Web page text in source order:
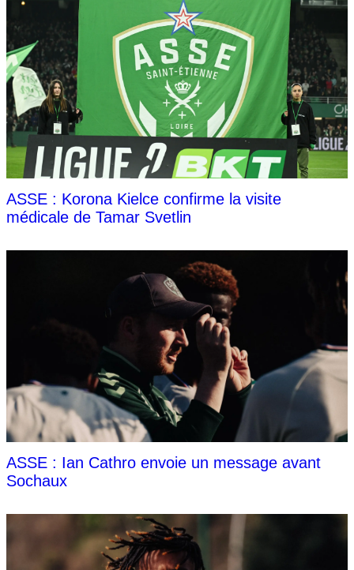
ASSE : Korona Kielce confirme la visite
médicale de Tamar Svetlin
ASSE : Ian Cathro envoie un message avant
Sochaux